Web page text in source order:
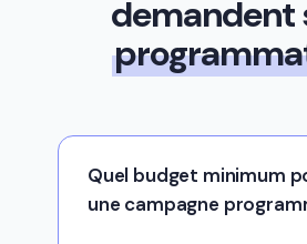
demandent
Quel budget minimum
une campagne